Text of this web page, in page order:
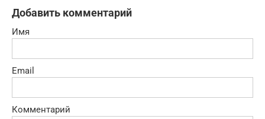
Добавить комментарий
Имя
Email
Комментарий